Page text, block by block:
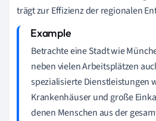
trägt zur Effizienz der regionalen
Betrachte eine Stadt wie
neben vielen Arbeitsplätzen
spezialisierte Dienstleistungen
Krankenhäuser und große
denen Menschen aus der